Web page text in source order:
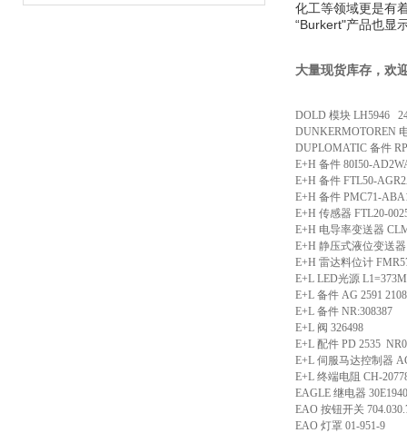
化工等领域更是有
“Burkert"产品也显
大量现货库存，欢
DOLD 模块 LH5946
DUNKERMOTOREN
DUPLOMATIC 备件
E+H 备件 80I50-
E+H 备件 FTL50-
E+H 备件 PMC71-
E+H 传感器 FTL20-
E+H 电导率变送器
E+H 静压式液位变送
E+H 雷达料位计
E+L LED光源
E+L 备件 AG 2591
E+L 备件 NR:308387
E+L 阀 326498
E+L 配件 PD 2535
E+L 伺服马达控制器
E+L 终端电阻 CH-
EAGLE 继电器
EAO 按钮开关
EAO 灯罩 01-951-9